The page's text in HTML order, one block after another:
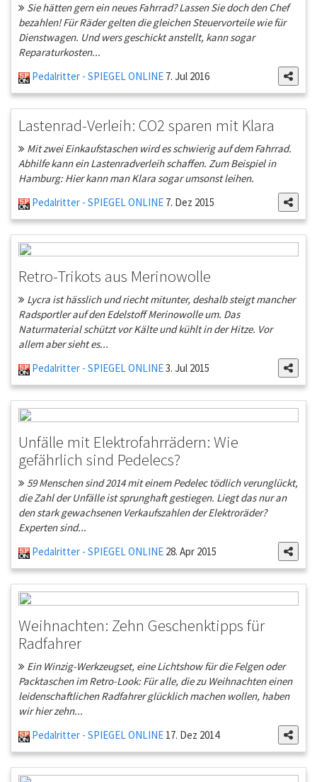
Sie hätten gern ein neues Fahrrad? Lassen Sie doch den Chef
bezahlen! Für Räder gelten die gleichen Steuervorteile wie für
Dienstwagen. Und wers geschickt anstellt, kann sogar
Reparaturkosten...
Pedalritter - SPIEGEL ONLINE 7. Jul 2016
Lastenrad-Verleih: CO2 sparen mit Klara
Mit zwei Einkaufstaschen wird es schwierig auf dem Fahrrad.
Abhilfe kann ein Lastenradverleih schaffen. Zum Beispiel in
Hamburg: Hier kann man Klara sogar umsonst leihen.
Pedalritter - SPIEGEL ONLINE 7. Dez 2015
Retro-Trikots aus Merinowolle
Lycra ist hässlich und riecht mitunter, deshalb steigt mancher
Radsportler auf den Edelstoff Merinowolle um. Das
Naturmaterial schützt vor Kälte und kühlt in der Hitze. Vor
allem aber sieht es...
Pedalritter - SPIEGEL ONLINE3. Jul 2015
Unfälle mit Elektrofahrrädern: Wie
gefährlich sind Pedelecs?
59 Menschen sind 2014 mit einem Pedelec tödlich verunglückt,
die Zahl der Unfälle ist sprunghaft gestiegen. Liegt das nur an
den stark gewachsenen Verkaufszahlen der Elektroräder?
Experten sind...
Pedalritter - SPIEGEL ONLINE 28. Apr 2015
Weihnachten: Zehn Geschenktipps für
Radfahrer
Ein Winzig-Werkzeugset, eine Lichtshow für die Felgen oder
Packtaschen im Retro-Look: Für alle, die zu Weihnachten einen
leidenschaftlichen Radfahrer glücklich machen wollen, haben
wir hier zehn...
Pedalritter - SPIEGEL ONLINE 17. Dez 2014